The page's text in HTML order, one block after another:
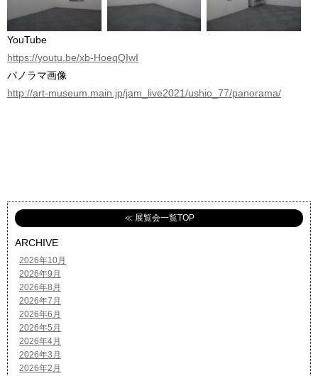
YouTube
https://youtu.be/xb-HoeqQIwI
パノラマ画像
http://art-museum.main.jp/jam_live2021/ushio_77/panorama/
≪ 展覧会一覧TOP
ARCHIVE
2026年10月
2026年9月
2026年8月
2026年7月
2026年6月
2026年5月
2026年4月
2026年3月
2026年2月